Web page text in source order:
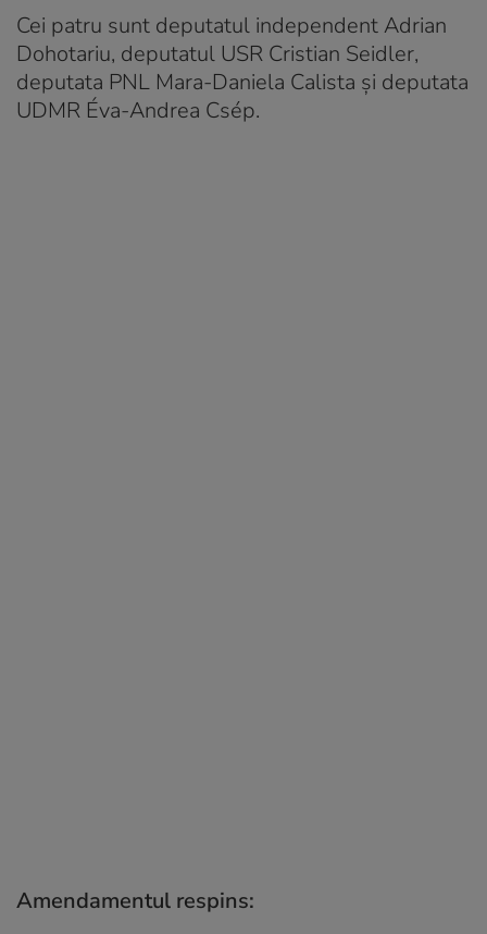
Cei patru sunt deputatul independent Adrian
Dohotariu, deputatul USR Cristian Seidler,
deputata PNL Mara-Daniela Calista și deputata
UDMR Éva-Andrea Csép.
Amendamentul respins: